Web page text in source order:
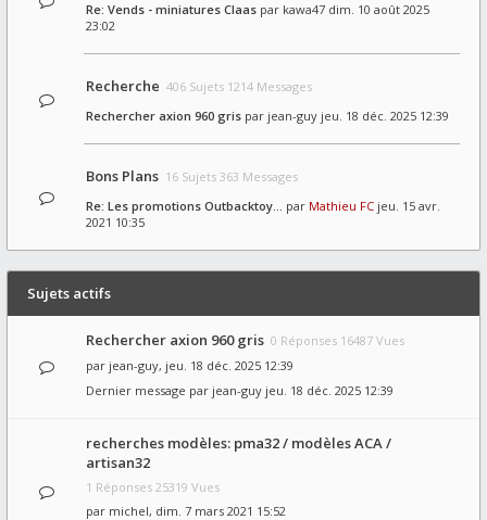
Re: Vends - miniatures Claas par kawa47 dim. 10 août 2025
23:02
Recherche 406 Sujets 1214 Messages
Rechercher axion 960 gris par jean-guy jeu. 18 déc. 2025 12:39
Bons Plans 16 Sujets 363 Messages
Re: Les promotions Outbacktoy… par Mathieu FC jeu. 15 avr.
2021 10:35
Sujets actifs
Rechercher axion 960 gris 0 Réponses 16487 Vues
par jean-guy, jeu. 18 déc. 2025 12:39
Dernier message par jean-guy jeu. 18 déc. 2025 12:39
recherches modèles: pma32 / modèles ACA /
artisan32
1 Réponses 25319 Vues
par michel, dim. 7 mars 2021 15:52